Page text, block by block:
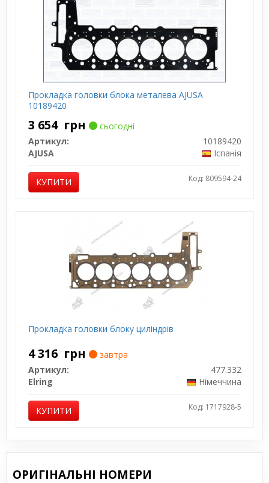
Прокладка головки блока металева AJUSA
10189420
3 654 грн
сьогодні
Артикул:
10189420
AJUSA
Іспанія
КУПИТИ Код: 809594-24
Прокладка головки блоку циліндрів
4 316 грн
завтра
Артикул:
477.332
Elring
Німеччина
КУПИТИ Код: 1717928-5
ОРИГІНАЛЬНІ НОМЕРИ